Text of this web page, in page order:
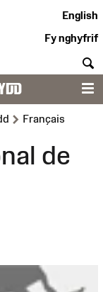
English
Fy nghyfrif
>Français
de